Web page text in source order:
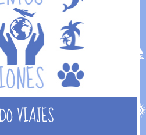
VIAJES